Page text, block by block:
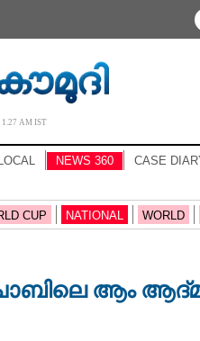
AM IST
LOCAL NEWS 360 CASE
CUP NATIONAL WORLD
ആം ആദ്മി